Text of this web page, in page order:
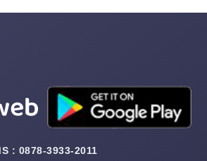
: 0878-3933-2011